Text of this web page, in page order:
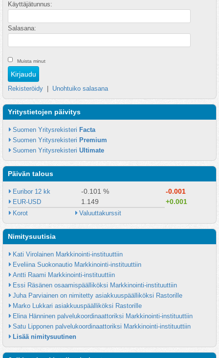
Käyttäjätunnus:
Salasana:
Muista minut
Rekisteröidy Unohtuiko salasana
Yritystietojen päivitys
Suomen Yritysrekisteri Facta
Suomen Yritysrekisteri Premium
Suomen Yritysrekisteri Ultimate
Päivän talous
Euribor 12 kk -0.101 % -0.001
EUR-USD 1.149 +0.001
Korot Valuuttakurssit
Nimitysuutisia
Kati Virolainen Markkinointi-instituuttiin
Eveliina Suokonautio Markkinointi-instituuttiin
Antti Raami Markkinointi-instituuttiin
Essi Räsänen osaamispäälliköksi Markkinointi-instituuttiin
Juha Parviainen on nimitetty asiakkuuspäälliköksi Rastorille
Marko Lukkari asiakkuuspäälliköksi Rastorille
Elina Hänninen palvelukoordinaattoriksi Markkinointi-instituuttiin
Satu Lipponen palvelukoordinaattoriksi Markkinointi-instituuttiin
Lisää nimitysuutinen